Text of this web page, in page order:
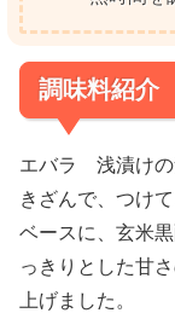
調味料紹
エバラ 浅漬け
きざんで、つけ
ベースに、玄米
っきりとした甘
上げました。